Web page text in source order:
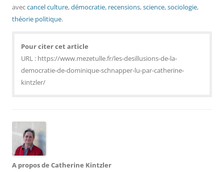
aveccancel culture,démocratie, recensions,science,sociologie,
théorie politique.
Pour citer cet article
URL : https://www.mezetulle.fr/les-desillusions-de-la-
democratie-de-dominique-schnapper-lu-par-catherine-
kintzler/
A propos de Catherine Kintzler